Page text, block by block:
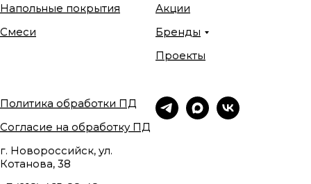
Напольные покрытия
Смеси
Акции
Бренды
Проекты
Политика обработки ПД
Согласие на обработку ПД
г. Новороссийск, ул.
Котанова, 38